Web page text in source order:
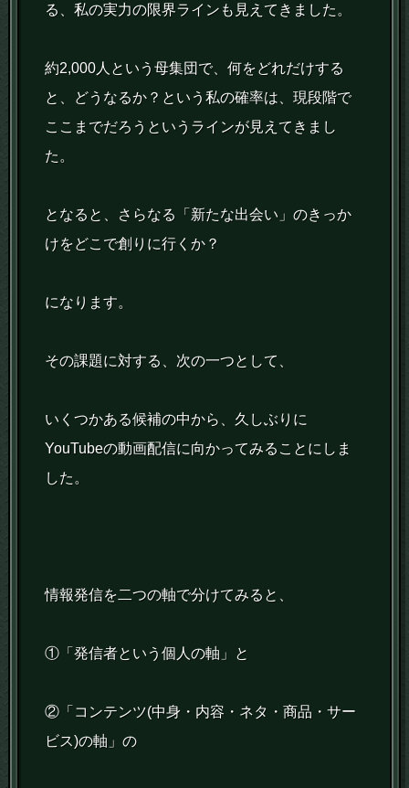
る、私の実力の限界ラインも見えてきました。
約2,000人という母集団で、何をどれだけする
と、どうなるか？という私の確率は、現段階で
ここまでだろうというラインが見えてきまし
た。
となると、さらなる「新たな出会い」のきっか
けをどこで創りに行くか？
になります。
その課題に対する、次の一つとして、
いくつかある候補の中から、久しぶりに
YouTubeの動画配信に向かってみることにしま
した。
情報発信を二つの軸で分けてみると、
①「発信者という個人の軸」と
②「コンテンツ(中身・内容・ネタ・商品・サー
ビス)の軸」の